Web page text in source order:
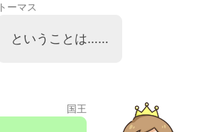
トーマス
ということは……
国王